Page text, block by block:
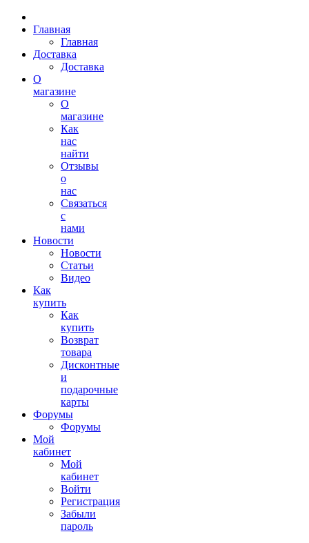
Главная
Главная
Доставка
Доставка
О
магазине
О
магазине
Как
нас
найти
Отзывы
о
нас
Связаться
с
нами
Новости
Новости
Статьи
Видео
Как
купить
Как
купить
Возврат
товара
Дисконтные
и
подарочные
карты
Форумы
Форумы
Мой
кабинет
Мой
кабинет
Войти
Регистрация
Забыли
пароль